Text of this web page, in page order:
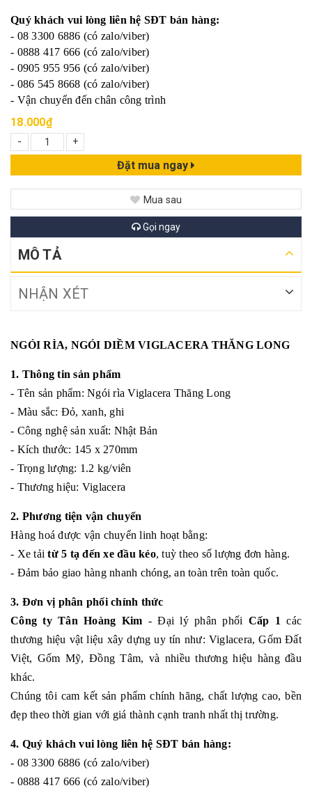
Quý khách vui lòng liên hệ SĐT bán hàng:
- 08 3300 6886 (có zalo/viber)
- 0888 417 666 (có zalo/viber)
- 0905 955 956 (có zalo/viber)
- 086 545 8668 (có zalo/viber)
- Vận chuyển đến chân công trình
18.000₫
-
+
Đặt mua ngay
Mua sau
Gọi ngay
MÔ TẢ
NHẬN XÉT
NGÓI RÌA, NGÓI DIỀM VIGLACERA THĂNG LONG
1. Thông tin sản phẩm
- Tên sản phẩm: Ngói rìa Viglacera Thăng Long
- Màu sắc: Đỏ, xanh, ghi
- Công nghệ sản xuất: Nhật Bản
- Kích thước: 145 x 270mm
- Trọng lượng: 1.2 kg/viên
- Thương hiệu: Viglacera
2. Phương tiện vận chuyển
Hàng hoá được vận chuyển linh hoạt bằng:
- Xe tảitừ 5 tạ đến xe đầu kéo, tuỳ theo số lượng đơn hàng.
- Đảm bảo giao hàng nhanh chóng, an toàn trên toàn quốc.
3. Đơn vị phân phối chính thức
Công ty Tân Hoàng Kim - Đại lý phân phối Cấp 1 các
thương hiệu vật liệu xây dựng uy tín như: Viglacera, Gốm Đất
Việt, Gốm Mỹ, Đồng Tâm, và nhiều thương hiệu hàng đầu
khác.
Chúng tôi cam kết sản phẩm chính hãng, chất lượng cao, bền
đẹp theo thời gian với giá thành cạnh tranh nhất thị trường.
4. Quý khách vui lòng liên hệ SĐT bán hàng:
- 08 3300 6886 (có zalo/viber)
- 0888 417 666 (có zalo/viber)